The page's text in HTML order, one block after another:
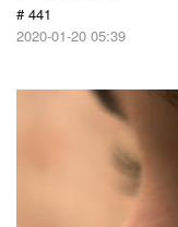
# 441
2020-01-20 05:39